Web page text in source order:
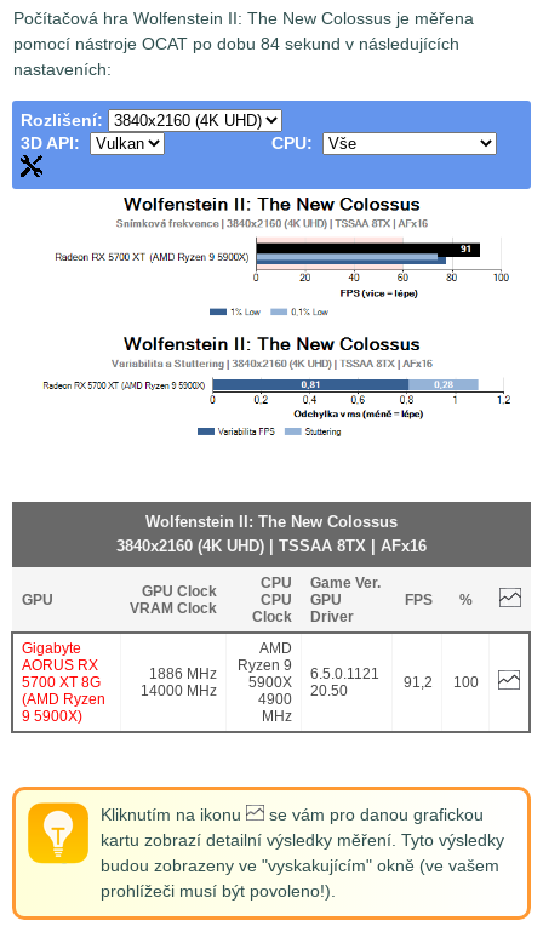
Počítačová hra Wolfenstein II: The New Colossus je měřena
pomocí nástroje OCAT po dobu 84 sekund v následujících
nastaveních:
Rozlišení:
3D API:
CPU:
Wolfenstein II: The New Colossus
3840x2160 (4K UHD) | TSSAA 8TX | AFx16
GPU
GPU Clock
VRAM Clock
CPU
CPU
Clock
Game Ver.
GPU
Driver
FPS %
Gigabyte
AORUS RX
5700 XT 8G
(AMD Ryzen
9 5900X)
1886 MHz
14000 MHz
AMD
Ryzen 9
5900X
4900
MHz
6.5.0.1121
20.50
91,2 100
Kliknutím na ikonu
se vám pro danou grafickou
kartu zobrazí detailní výsledky měření. Tyto výsledky
budou zobrazeny ve "vyskakujícím" okně (ve vašem
prohlížeči musí být povoleno!).